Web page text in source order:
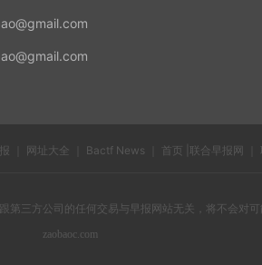
网址大全 Bactf News 首页 |联合早报网
三方公司的任何交易与早报网站无关，将不会对可
zaobaoc.com